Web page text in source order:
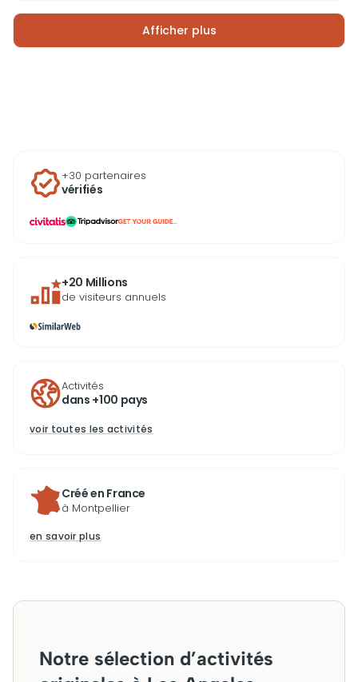
préserver et présenter des œuvres culturelles.
Aujourd’hui, c’est une destination incontournable pour
les amateurs d’art et d’architecture. Pensez à réserver
Afficher plus
+30 partenaires
vérifiés
...
+20 Millions
de visiteurs annuels
Activités
dans +100 pays
voir toutes les activités
Créé en France
à Montpellier
en savoir plus
Notre sélection d’activités